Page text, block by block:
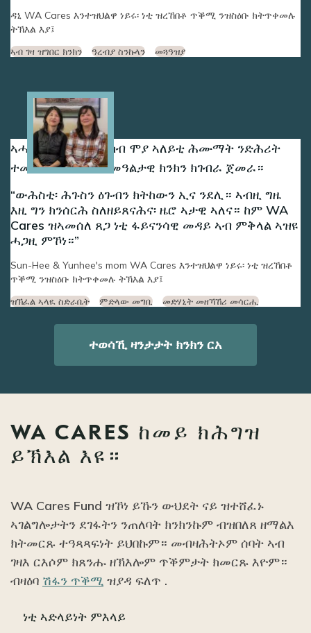
ዳኒ WA Cares እንተዝህልዋ ነይሩ፡ ነቲ ዝረኸበቶ ጥቕሚ ንዝስዕቡ ክትጥቀመሉ
ትኽእል እያ፤
ኣብ ገዛ ዝግበር ክንክን ዓረብያ ስንኩላን መጓዓዝያ
ኣሓት ሳን-ሂን ዩንሂን ካብ ሞያ ኣለይቲ ሕሙማት ንድሕሪት
ተመሊሰን ንማማአን መዓልታዊ ክንክን ክገብራ ጀመራ።
ውሕስቲ፡ ሕጉስን ዕጉብን ክትከውን ኢና ንደሊ። ኣብዚ ግዜ
እዚ ግን ክንሰርሕ ስለዘይጸናሕና፡ ዜሮ ኣታዊ ኣለና። ከም WA
Cares ዝኣመሰለ ጸጋ ነቲ ፋይናንሳዊ መዳይ ኣብ ምቅላል ኣዝዩ
ሓጋዚ ምኾነ።
Sun-Hee & Yunhee's mom WA Cares እንተዝህልዋ ነይሩ፡ ነቲ ዝረኸበቶ
ጥቕሚ ንዝስዕቡ ክትጥቀመሉ ትኽእል እያ፤
ዝኽፈል ኣላዪ ስድራቤት ምድላው መግቢ መድሃኒት መዘኻኸሪ መሳርሒ
Image
ተወሳኺ ዛንታታት ክንክን ርአ
WA CARES ከመይ ክሕግዝ
ይኽእል እዩ።
WA Cares Fund ዝኾነ ይኹን ውህደት ናይ ዝተሸፈኑ
ኣገልግሎታትን ደገፋትን ንጠለባት ክንክንኩም ብዝበለጸ ዘማልእ
ክትመርጹ ተዓጻጻፍነት ይህበኩም። መብዛሕትኦም ሰባት ኣብ
ገዛእ ርእሶም ክጸንሑ ዘኽእሎም ጥቕምታት ክመርጹ እዮም።
ብዛዕባ ሽፋን ጥቕሚ ዝያዳ ፍለጥ .
ነቲ ኣድላይነት ምእላይ